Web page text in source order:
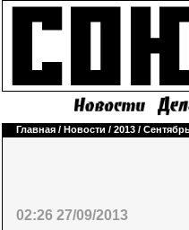
Главная / Новости / 2013 /
02:26 27/09/2013